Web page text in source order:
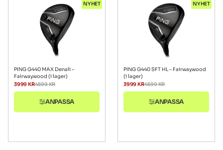
NYHET
PING G440 MAX Denali –
Fairwaywood (i lager)
4599KR
3999 KR
ANPASSA
NYHET
PING G440 SFT HL – Fairwaywood
(i lager)
4599KR
3999 KR
ANPASSA